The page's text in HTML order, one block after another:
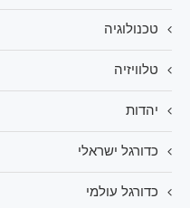
טכנולוגיה
טלוויזיה
יהדות
כדורגל ישראלי
כדורגל עולמי